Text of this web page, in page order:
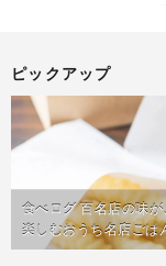
ピックアップ
食べログ 百名店の味
楽しむおうち名店ごは